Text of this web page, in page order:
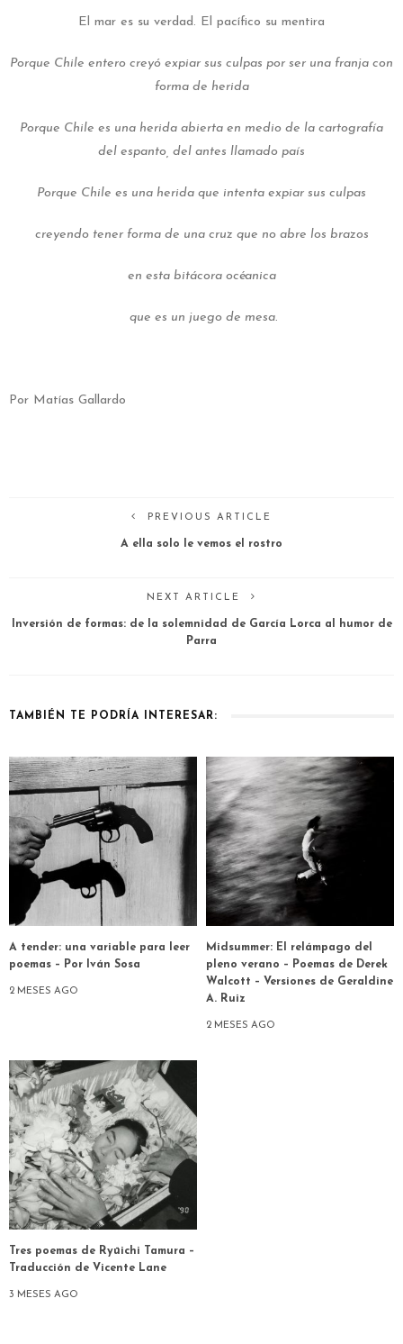
El mar es su verdad. El pacífico su mentira
Porque Chile entero creyó expiar sus culpas por ser una franja con
forma de herida
Porque Chile es una herida abierta en medio de la cartografía
del espanto, del antes llamado país
Porque Chile es una herida que intenta expiar sus culpas
creyendo tener forma de una cruz que no abre los brazos
en esta bitácora océanica
que es un juego de mesa.
Por Matías Gallardo
PREVIOUS ARTICLE
A ella solo le vemos el rostro
NEXT ARTICLE
Inversión de formas: de la solemnidad de García Lorca al humor de
Parra
TAMBIÉN TE PODRÍA INTERESAR:
A tender: una variable para leer
poemas – Por Iván Sosa
2 MESES AGO
Midsummer: El relámpago del
pleno verano – Poemas de Derek
Walcott – Versiones de Geraldine
A. Ruiz
2 MESES AGO
Tres poemas de Ryūichi Tamura –
Traducción de Vicente Lane
3 MESES AGO